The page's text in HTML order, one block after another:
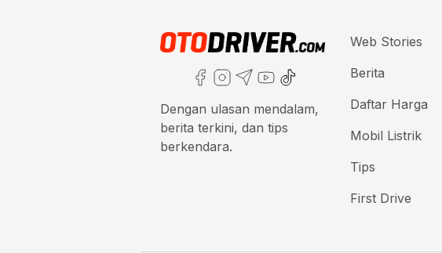
Dengan ulasan mendalam,
berita terkini, dan tips
berkendara.
Web Stories
Berita
Daftar Harga
Mobil Listrik
Tips
First Drive